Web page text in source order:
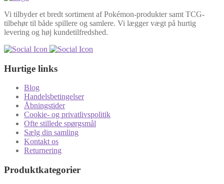
Vi tilbyder et bredt sortiment af Pokémon-produkter samt TCG-
tilbehør til både spillere og samlere. Vi lægger vægt på hurtig
levering og høj kundetilfredshed.
Hurtige links
Blog
Handelsbetingelser
Åbningstider
Cookie- og privatlivspolitik
Ofte stillede spørgsmål
Sælg din samling
Kontakt os
Returnering
Produktkategorier